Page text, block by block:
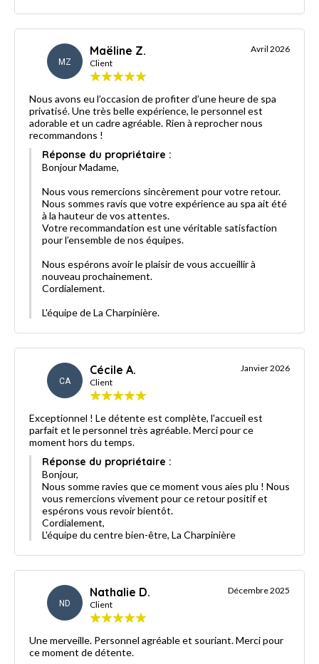
MZ
Maëline Z.
Client
Avril 2026
Nous avons eu l’occasion de profiter d’une heure de spa
privatisé. Une très belle expérience, le personnel est
adorable et un cadre agréable. Rien à reprocher nous
recommandons !
Réponse du propriétaire :
Bonjour Madame,
Nous vous remercions sincèrement pour votre retour.
Nous sommes ravis que votre expérience au spa ait été
à la hauteur de vos attentes.
Votre recommandation est une véritable satisfaction
pour l’ensemble de nos équipes.
Nous espérons avoir le plaisir de vous accueillir à
nouveau prochainement.
Cordialement.
L'équipe de La Charpinière.
CA
Cécile A.
Client
Janvier 2026
Exceptionnel ! Le détente est complète, l'accueil est
parfait et le personnel très agréable. Merci pour ce
moment hors du temps.
Réponse du propriétaire :
Bonjour,
Nous somme ravies que ce moment vous aies plu ! Nous
vous remercions vivement pour ce retour positif et
espérons vous revoir bientôt.
Cordialement,
L'équipe du centre bien-être, La Charpinière
ND
Nathalie D.
Client
Décembre 2025
Une merveille. Personnel agréable et souriant. Merci pour
ce moment de détente.